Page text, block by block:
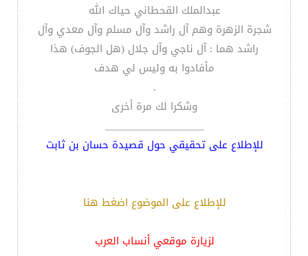
عبدالملك القحطاني حياك الله
شجرة الزهرة وهم آل راشد وآل مسلم وآل معدي وآل
راشد هما : آل ناجي وآل جلال (هل الجوف) هذا
مأفادوا به وليس لي هدف
.
وشكرا لك مرة أخرى
__________________
للإطلاع على تحقيقي حول قصيدة حسان بن ثابت
للإطلاع على الموضوع اضغط هنا
لزيارة موقعي أنساب العرب